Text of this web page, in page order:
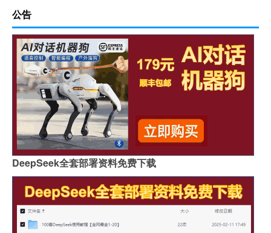
特别的岩板图案是什么
怎么区分岩石岩板的好坏
岩板茶几会变色吗吗
贵阳鱼肚金岩板茶几价格
浙江黑色的岩板叫什么
哪里买岩板茶几便宜的
岩板吊顶怎么贴瓷砖好看
哪个品牌岩板是真的白
原木岩板沙发效果图
人工花岗石和岩板哪个好
佛山著名岩板市场在哪里
桌子用哑光岩板好吗
郑州品牌岩板批发商
桌面怎么做成岩板墙
岩板背面没有品牌标识吗
怎么分辨岩板和岗石砖
广州岩板生产企业有哪些
圆岩板玄关壁画视频讲解
岩板可以包横梁吗图片
供应硅岩板设备哪家好用
广州进口岩板厂商有哪些
岩板贴墙用啥胶最好
公告
DeepSeek全套部署资料免费下载